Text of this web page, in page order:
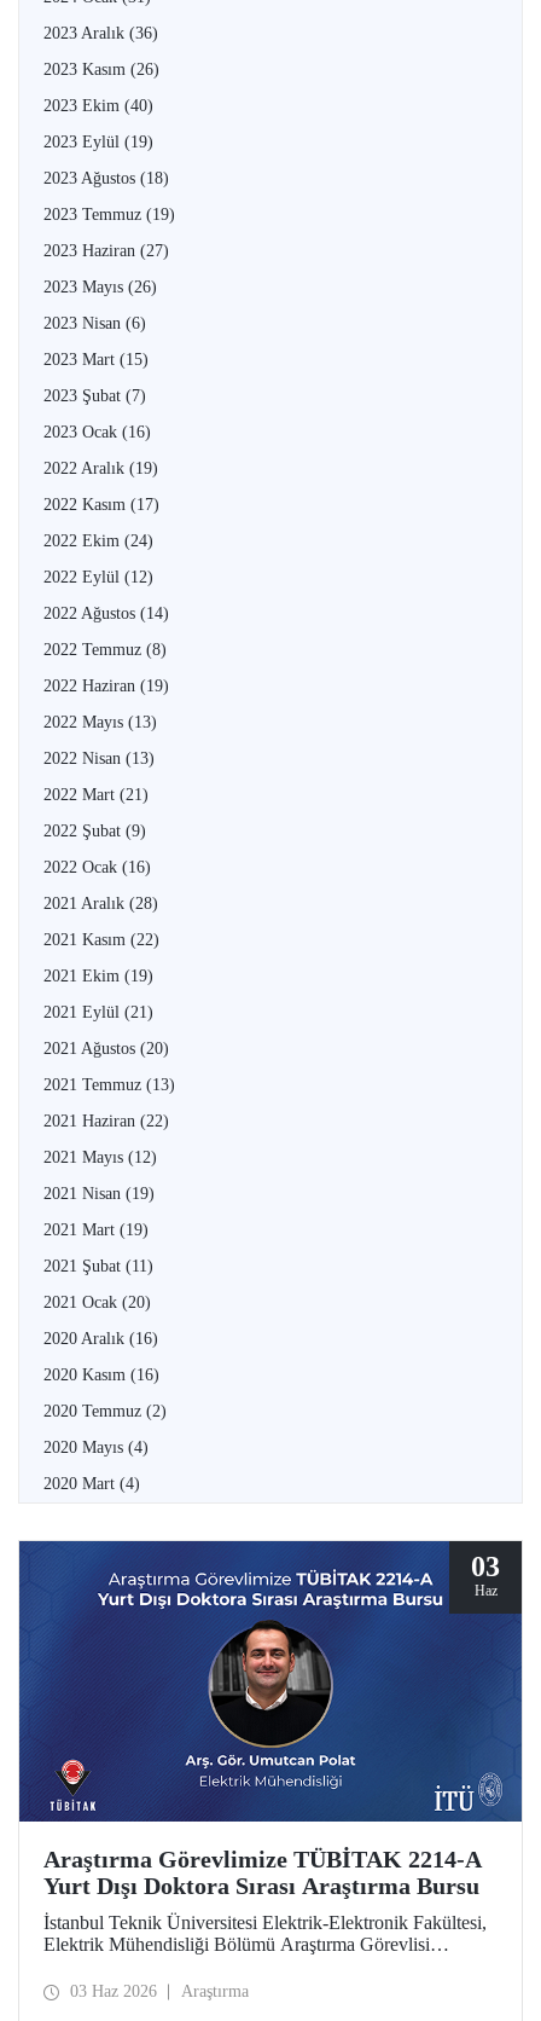
2023 Aralık (36)
2023 Kasım (26)
2023 Ekim (40)
2023 Eylül (19)
2023 Ağustos (18)
2023 Temmuz (19)
2023 Haziran (27)
2023 Mayıs (26)
2023 Nisan (6)
2023 Mart (15)
2023 Şubat (7)
2023 Ocak (16)
2022 Aralık (19)
2022 Kasım (17)
2022 Ekim (24)
2022 Eylül (12)
2022 Ağustos (14)
2022 Temmuz (8)
2022 Haziran (19)
2022 Mayıs (13)
2022 Nisan (13)
2022 Mart (21)
2022 Şubat (9)
2022 Ocak (16)
2021 Aralık (28)
2021 Kasım (22)
2021 Ekim (19)
2021 Eylül (21)
2021 Ağustos (20)
2021 Temmuz (13)
2021 Haziran (22)
2021 Mayıs (12)
2021 Nisan (19)
2021 Mart (19)
2021 Şubat (11)
2021 Ocak (20)
2020 Aralık (16)
2020 Kasım (16)
2020 Temmuz (2)
2020 Mayıs (4)
2020 Mart (4)
03
Haz
Araştırma Görevlimize TÜBİTAK 2214-A
Yurt Dışı Doktora Sırası Araştırma Bursu
İstanbul Teknik Üniversitesi Elektrik-Elektronik Fakültesi,
Elektrik Mühendisliği Bölümü Araştırma Görevlisi
Sırası Araştırma Bursu kapsamında desteklenmeye hak
03 Haz 2026 Araştırma